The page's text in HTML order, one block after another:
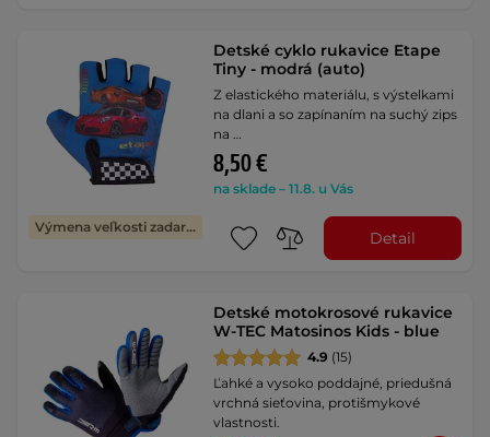
Výmena veľkosti zadarmo
Detské cyklo rukavice Etape
Tiny - modrá (auto)
Z elastického materiálu, s výstelkami
na dlani a so zapínaním na suchý zips
na …
8,50 €
na sklade – 11.8. u Vás
Detail
Detské motokrosové rukavice
W-TEC Matosinos Kids - blue
4.9 (15)
Ľahké a vysoko poddajné, priedušná
vrchná sieťovina, protišmykové
vlastnosti.